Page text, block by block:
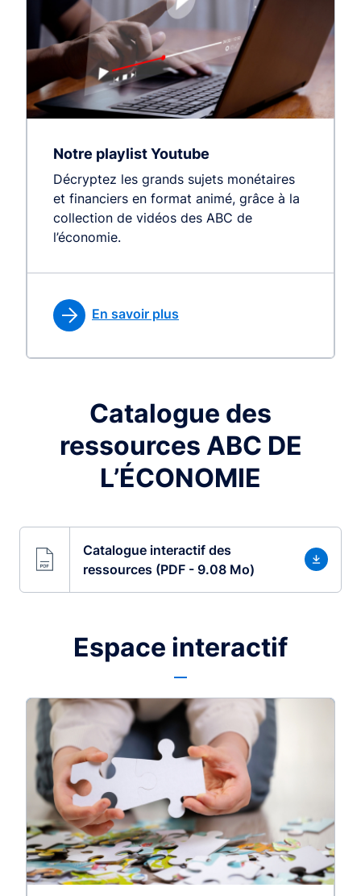
Notre playlist Youtube
Décryptez les grands sujets monétaires
et financiers en format animé, grâce à la
collection de vidéos des ABC de
l’économie.
En savoir plus
Catalogue des
ressources ABC DE
L’ÉCONOMIE
Catalogue interactif des
ressources (PDF - 9.08 Mo)
Espace interactif